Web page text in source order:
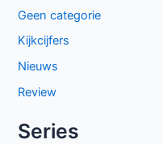
Geen categorie
Kijkcijfers
Nieuws
Review
Series